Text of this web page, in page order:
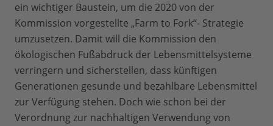
ein wichtiger Baustein, um die 2020 von der
Kommission vorgestellte „Farm to Fork“- Strategie
umzusetzen. Damit will die Kommission den
ökologischen Fußabdruck der Lebensmittelsysteme
verringern und sicherstellen, dass künftigen
Generationen gesunde und bezahlbare Lebensmittel
zur Verfügung stehen. Doch wie schon bei der
Verordnung zur nachhaltigen Verwendung von